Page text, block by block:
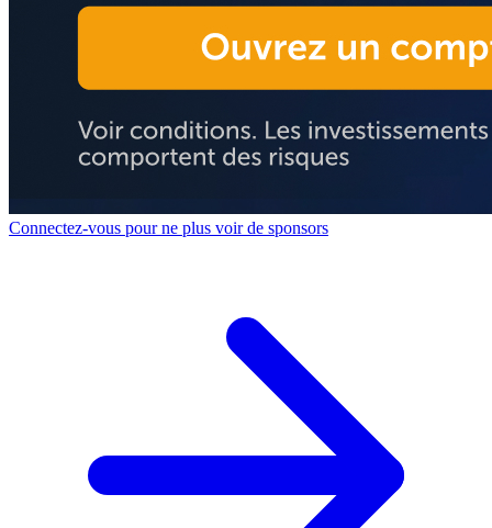
Connectez-vous pour ne plus voir de sponsors